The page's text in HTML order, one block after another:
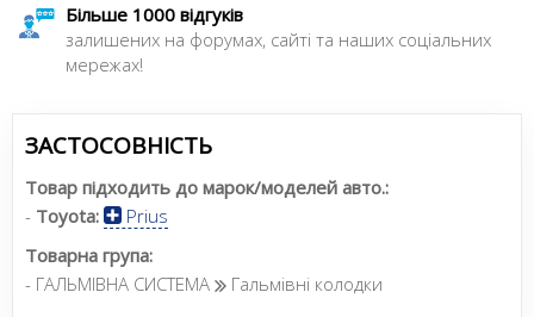
Більше 1000 відгуків
залишених на форумах, сайті та наших соціальних
мережах!
ЗАСТОСОВНІСТЬ
Товар підходить до марок/моделей авто.:
- Toyota:
Prius
Товарна група:
- ГАЛЬМІВНА СИСТЕМА
Гальмівні колодки